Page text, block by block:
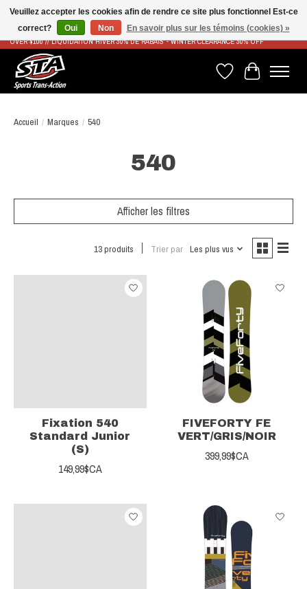
LIVRAISON RAPIDE ET GRATUITE À PARTIR DE 100$ - FAST & FREE SHIPPING ON ORDERS
OVER $100 // LIQUIDATION HIVER 30% DE RABAIS - WINTER CLEARANCE 30% OFF
Liste de souhaits
Panier
Accueil / Marques / 540
540
Afficher les filtres
13 produits Trier par Les plus vus
Fixation 540
Standard Junior
(S)
149,99$CA
FIVEFORTY FE
VERT/GRIS/NOIR
399,99$CA
Veuillez accepter les cookies afin de rendre ce site plus fonctionnel Est-ce
correct?
Oui Non En savoir plus sur les témoins (cookies) »